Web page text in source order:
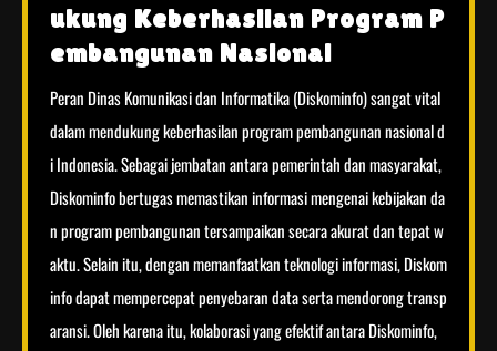
ukung Keberhasilan Program P
embangunan Nasional
Peran Dinas Komunikasi dan Informatika (Diskominfo) sangat vital
dalam mendukung keberhasilan program pembangunan nasional d
i Indonesia. Sebagai jembatan antara pemerintah dan masyarakat,
Diskominfo bertugas memastikan informasi mengenai kebijakan da
n program pembangunan tersampaikan secara akurat dan tepat w
aktu. Selain itu, dengan memanfaatkan teknologi informasi, Diskom
info dapat mempercepat penyebaran data serta mendorong transp
aransi. Oleh karena itu, kolaborasi yang efektif antara Diskominfo,